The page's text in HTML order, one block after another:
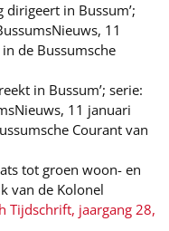
dirigeert in Bussum’;
11
de Bussumsche
in Bussum’; serie:
11 januari
Courant van
tot groen woon- en
van de Kolonel
Tijdschrift, jaargang 28,